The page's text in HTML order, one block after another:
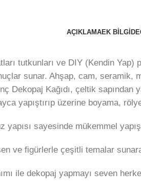
AÇIKLAMAEK BILGI
tutkunları ve DIY (Kendin
sunar. Ahşap, cam, seramik,
Dekopaj Kağıdı, çeltik sapından
yapıştırıp üzerine boyama,
sayesinde mükemmel
ve figürlerle çeşitli temalar
ile dekopaj yapmayı seven